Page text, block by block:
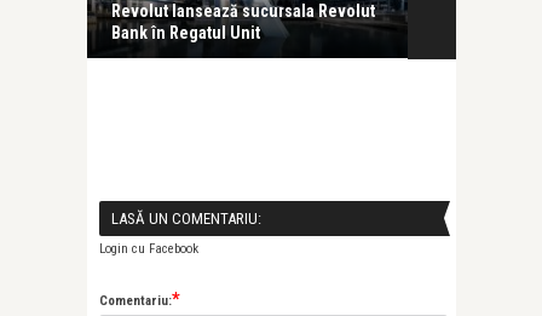
Revolut lansează sucursala Revolut
Bank în Regatul Unit
LASĂ UN COMENTARIU:
Login cu Facebook
Comentariu:*